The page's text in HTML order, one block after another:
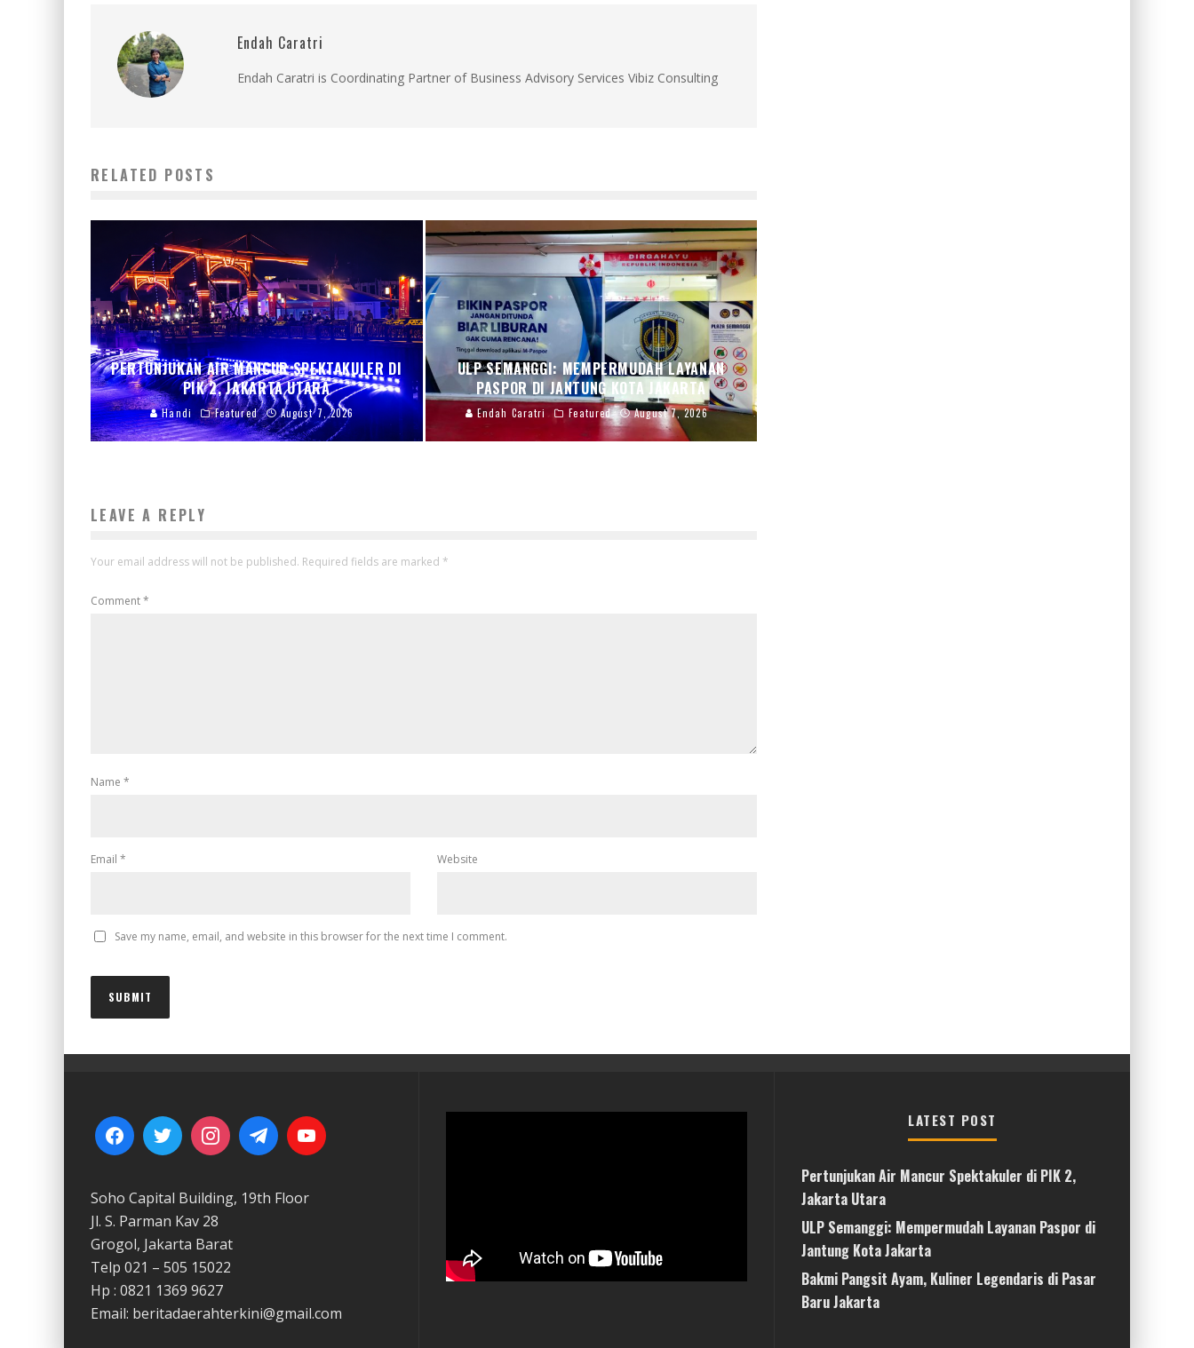
Endah Caratri
Endah Caratri is Coordinating Partner of Business Advisory Services Vibiz Consulting
RELATED POSTS
PERTUNJUKAN AIR MANCUR SPEKTAKULER DI
PIK 2, JAKARTA UTARA
Handi Featured August 7, 2026
ULP SEMANGGI: MEMPERMUDAH LAYANAN
PASPOR DI JANTUNG KOTA JAKARTA
Endah Caratri Featured August 7, 2026
LEAVE A REPLY
Your email address will not be published. Required fields are marked *
Comment*
Name *
Email * Website
Save my name, email, and website in this browser for the next time I comment.
Soho Capital Building, 19th Floor
Jl. S. Parman Kav 28
Grogol, Jakarta Barat
Telp 021 – 505 15022
Hp : 0821 1369 9627
Email: beritadaerahterkini@gmail.com
LATEST POST
Pertunjukan Air Mancur Spektakuler di PIK 2,
Jakarta Utara
ULP Semanggi: Mempermudah Layanan Paspor di
Jantung Kota Jakarta
Bakmi Pangsit Ayam, Kuliner Legendaris di Pasar
Baru Jakarta